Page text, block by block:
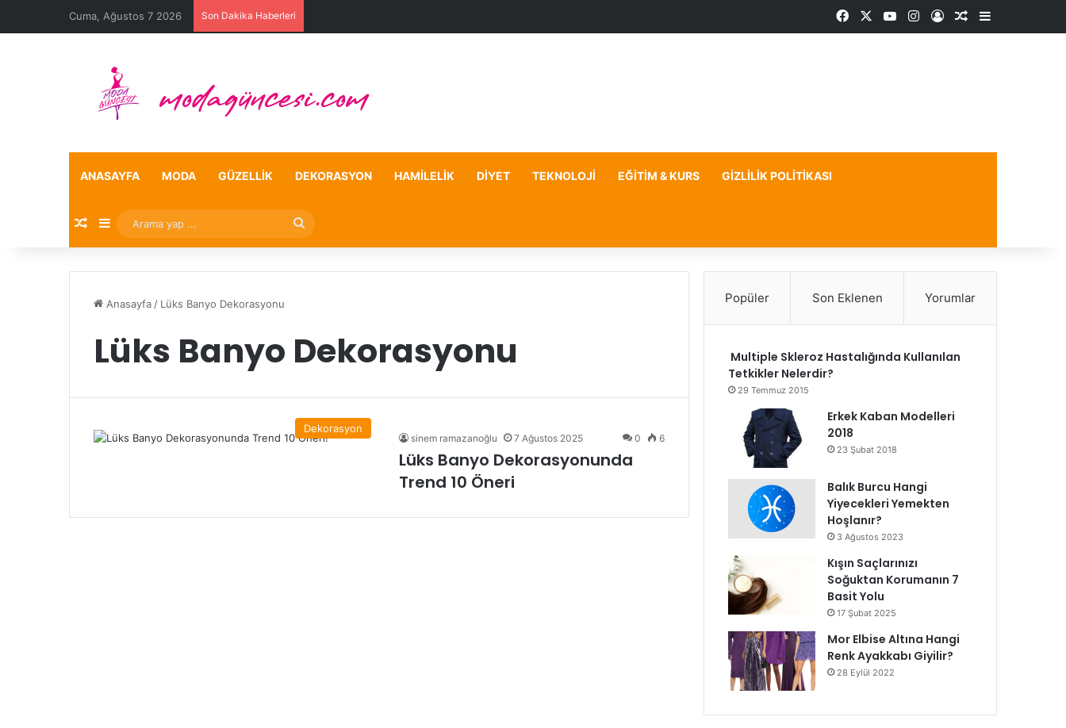
Cuma, Ağustos 7 2026 Son Dakika Haberleri FacebookYouTubeInstagram
Kayıt OlRastgele Makale
Kenar
ANASAYFA MODA GÜZELLIK DEKORASYON HAMILELIK DIYET TEKNOLOJI EĞITIM & KURS GIZLILIK POLITIKASI
Rastgele Makale
Kenar Bölmesi
Arama
yap
Anasayfa / Lüks Banyo Dekorasyonu
Lüks Banyo Dekorasyonu
Dekorasyon
sinem ramazanoğlu 7 Ağustos 2025 0 6
Lüks Banyo Dekorasyonunda
Trend 10 Öneri
Popüler Son Eklenen Yorumlar
Multiple Skleroz Hastalığında Kullanılan
Tetkikler Nelerdir?
29 Temmuz 2015
Erkek Kaban Modelleri
2018
23 Şubat 2018
Balık Burcu Hangi
Yiyecekleri Yemekten
Hoşlanır?
3 Ağustos 2023
Kışın Saçlarınızı
Soğuktan Korumanın 7
Basit Yolu
17 Şubat 2025
Mor Elbise Altına Hangi
Renk Ayakkabı Giyilir?
28 Eylül 2022